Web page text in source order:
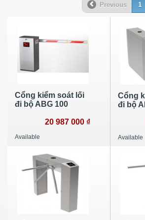
Previous 1
Cổng kiểm soát lối
đi bộ ABG 100
20 987 000 ₫
Available
Cổng
đi bộ
Available